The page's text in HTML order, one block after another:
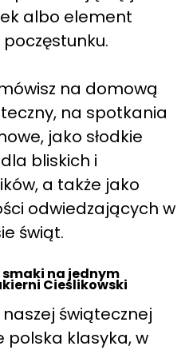
albo element
na domową
na spotkania
jako słodkie
bliskich i
a także jako
odwiedzających w
świąt.
na jednym
Cieślikowski
świątecznej
klasyka, w